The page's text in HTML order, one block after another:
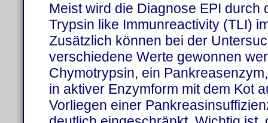
Meist wird die Diagnose EPI durch
Trypsin like Immunreactivity (TLI)
Zusätzlich können bei der
verschiedene Werte gewonnen
Chymotrypsin, ein
in aktiver Enzymform mit dem Kot
Vorliegen einer